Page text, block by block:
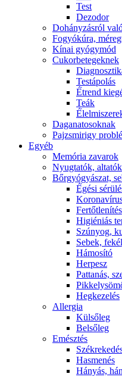
Test
Dezodor
Dohányzásról
Fogyókúra,
Kínai gyógymód
Cukorbetegeknek
Testápolás
É́trend
Teák
Daganatosoknak
Pajzsmirigy
Egyéb
Memória zavarok
Nyugtatók, altatók
Bőrgyógyászat,
É́gési
Fertőtlenítés
Higiéniás
Szúnyog,
Sebek,
Hámosító
Herpesz
Pattanás,
Hegkezelés
Allergia
Külsőleg
Belsőleg
Emésztés
Hasmenés
Hányás,